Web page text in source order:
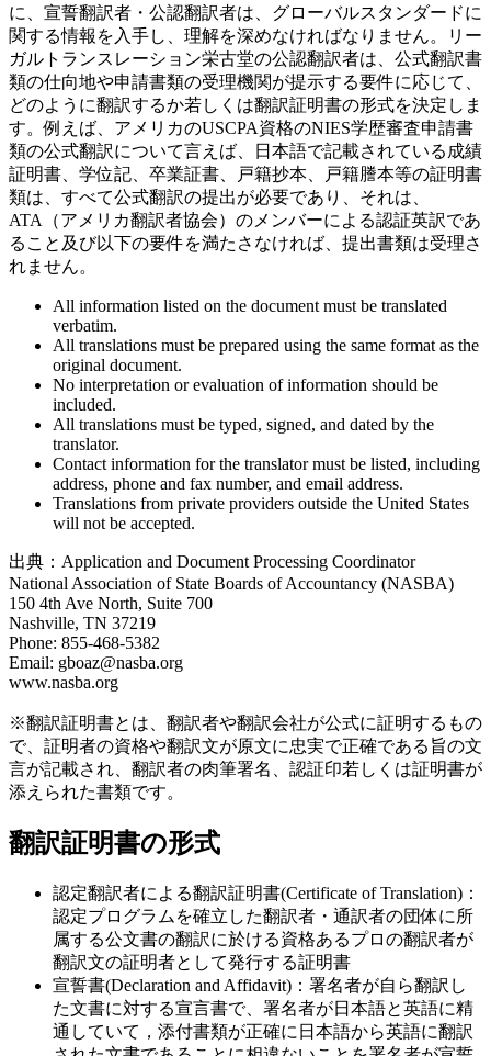
に、宣誓翻訳者・公認翻訳者は、グローバルスタンダードに
関する情報を入手し、理解を深めなければなりません。リー
ガルトランスレーション栄古堂の公認翻訳者は、公式翻訳書
類の仕向地や申請書類の受理機関が提示する要件に応じて、
どのように翻訳するか若しくは翻訳証明書の形式を決定しま
す。例えば、アメリカのUSCPA資格のNIES学歴審査申請書
類の公式翻訳について言えば、日本語で記載されている成績
証明書、学位記、卒業証書、戸籍抄本、戸籍謄本等の証明書
類は、すべて公式翻訳の提出が必要であり、それは、
ATA（アメリカ翻訳者協会）のメンバーによる認証英訳であ
ること及び以下の要件を満たさなければ、提出書類は受理さ
れません。
All information listed on the document must be translated
verbatim.
All translations must be prepared using the same format as the
original document.
No interpretation or evaluation of information should be
included.
All translations must be typed, signed, and dated by the
translator.
Contact information for the translator must be listed, including
address, phone and fax number, and email address.
Translations from private providers outside the United States
will not be accepted.
出典：Application and Document Processing Coordinator
National Association of State Boards of Accountancy (NASBA)
150 4th Ave North, Suite 700
Nashville, TN 37219
Phone: 855-468-5382
Email: gboaz@nasba.org
www.nasba.org
※翻訳証明書とは、翻訳者や翻訳会社が公式に証明するもの
で、証明者の資格や翻訳文が原文に忠実で正確である旨の文
言が記載され、翻訳者の肉筆署名、認証印若しくは証明書が
添えられた書類です。
翻訳証明書の形式
認定翻訳者による翻訳証明書(Certificate of Translation)：
認定プログラムを確立した翻訳者・通訳者の団体に所
属する公文書の翻訳に於ける資格あるプロの翻訳者が
翻訳文の証明者として発行する証明書
宣誓書(Declaration and Affidavit)：署名者が自ら翻訳し
た文書に対する宣言書で、署名者が日本語と英語に精
通していて，添付書類が正確に日本語から英語に翻訳